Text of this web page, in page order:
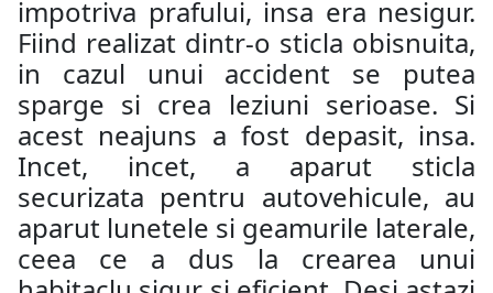
impotriva prafului, insa era nesigur.
Fiind realizat dintr-o sticla obisnuita,
in cazul unui accident se putea
sparge si crea leziuni serioase. Si
acest neajuns a fost depasit, insa.
Incet, incet, a aparut sticla
securizata pentru autovehicule, au
aparut lunetele si geamurile laterale,
ceea ce a dus la crearea unui